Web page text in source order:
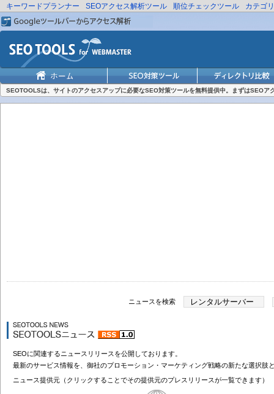
キーワードプランナー SEOアクセス解析ツール 順位チェックツール カテゴ
SEOTOOLSは、サイトのアクセスアップに必要なSEO対策ツールを無料提供中。まずはSEOア
ニュースを検索
SEOに関連するニュースリリースを公開しております。
最新のサービス情報を、御社のプロモーション・マーケティング戦略の新たな選択肢
ニュース提供元（クリックすることでその提供元のプレスリリースが一覧できます）